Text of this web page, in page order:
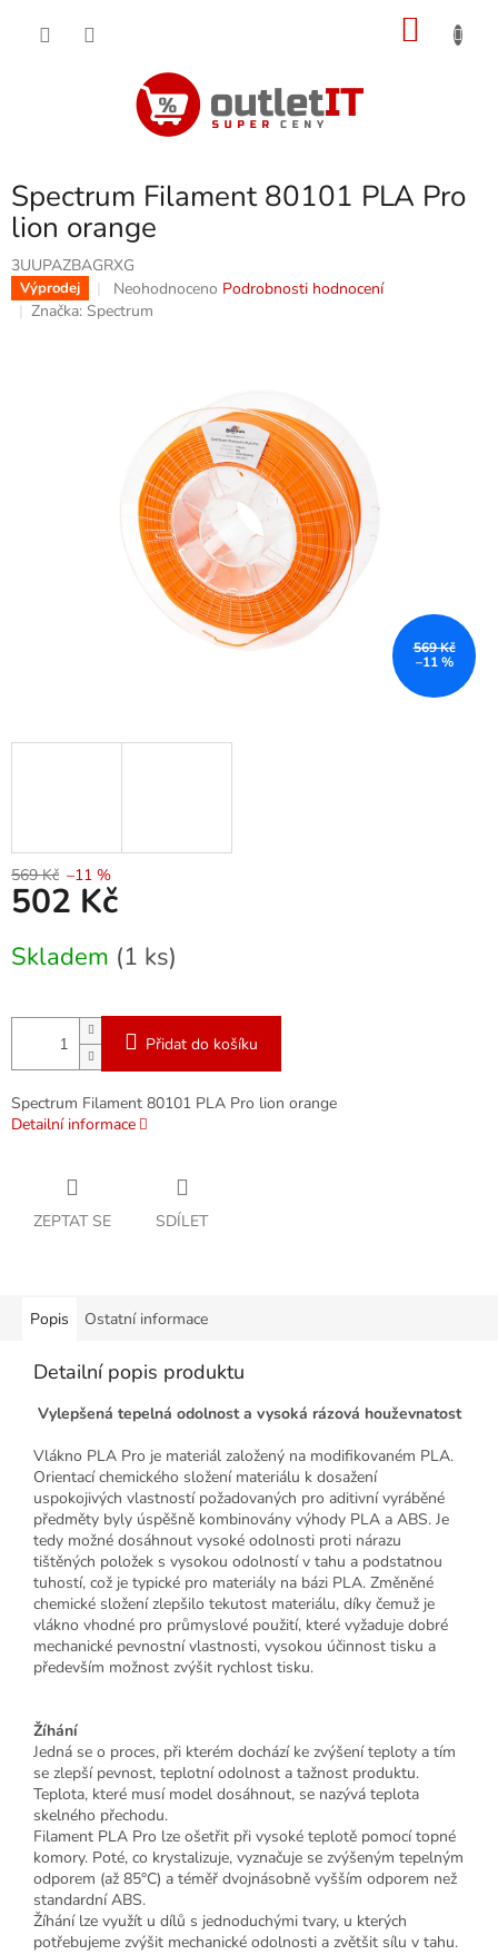
Spectrum Filament 80101 PLA Pro
lion orange
3UUPAZBAGRXG
Výprodej
Průměrné
hodnocení
hvězdiček.
Neohodnoceno Podrobnosti hodnocení
Značka: Spectrum
569 Kč
–11 %
569 Kč –11 %
502 Kč
cena:
Skladem (1 ks)
Přidat do košíku
Spectrum Filament 80101 PLA Pro lion orange
Detailní informace
ZEPTAT SE SDÍLET
Popis Ostatní informace
Detailní popis produktu
Vylepšená tepelná odolnost a vysoká rázová houževnatost
Vlákno PLA Pro je materiál založený na modifikovaném PLA.
Orientací chemického složení materiálu k dosažení
uspokojivých vlastností požadovaných pro aditivní vyráběné
předměty byly úspěšně kombinovány výhody PLA a ABS. Je
tedy možné dosáhnout vysoké odolnosti proti nárazu
tištěných položek s vysokou odolností v tahu a podstatnou
tuhostí, což je typické pro materiály na bázi PLA. Změněné
chemické složení zlepšilo tekutost materiálu, díky čemuž je
vlákno vhodné pro průmyslové použití, které vyžaduje dobré
mechanické pevnostní vlastnosti, vysokou účinnost tisku a
především možnost zvýšit rychlost tisku.
Žíhání
Jedná se o proces, při kterém dochází ke zvýšení teploty a tím
se zlepší pevnost, teplotní odolnost a tažnost produktu.
Teplota, které musí model dosáhnout, se nazývá teplota
skelného přechodu.
Filament PLA Pro lze ošetřit při vysoké teplotě pomocí topné
komory. Poté, co krystalizuje, vyznačuje se zvýšeným tepelným
odporem (až 85°C) a téměř dvojnásobně vyšším odporem než
standardní ABS.
Žíhání lze využít u dílů s jednoduchými tvary, u kterých
potřebujeme zvýšit mechanické odolnosti a zvětšit sílu v tahu.